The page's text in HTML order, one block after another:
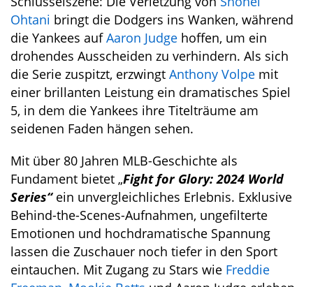
Ohtani bringt die Dodgers ins Wanken, während
die Yankees aufAaron Judge hoffen, um ein
drohendes Ausscheiden zu verhindern. Als sich
die Serie zuspitzt, erzwingt Anthony Volpe mit
einer brillanten Leistung ein dramatisches Spiel
5, in dem die Yankees ihre Titelträume am
seidenen Faden hängen sehen.
Mit über 80 Jahren MLB-Geschichte als
Fundament bietet „Fight for Glory: 2024 World
Series“ ein unvergleichliches Erlebnis. Exklusive
Behind-the-Scenes-Aufnahmen, ungefilterte
Emotionen und hochdramatische Spannung
lassen die Zuschauer noch tiefer in den Sport
eintauchen. Mit Zugang zu Stars wie Freddie